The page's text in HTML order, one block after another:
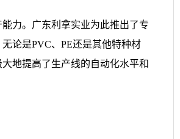
力。广东利拿实业为此推出了专
论是PVC、PE还是其他特种材
地提高了生产线的自动化水平和